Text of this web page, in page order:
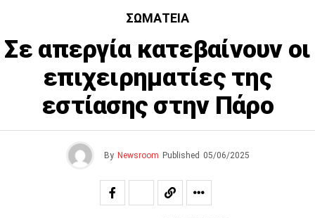
ΣΩΜΑΤΕΊΑ
Σε απεργία κατεβαίνουν οι
επιχειρηματίες της
εστίασης στην Πάρο
By Newsroom Published 05/06/2025